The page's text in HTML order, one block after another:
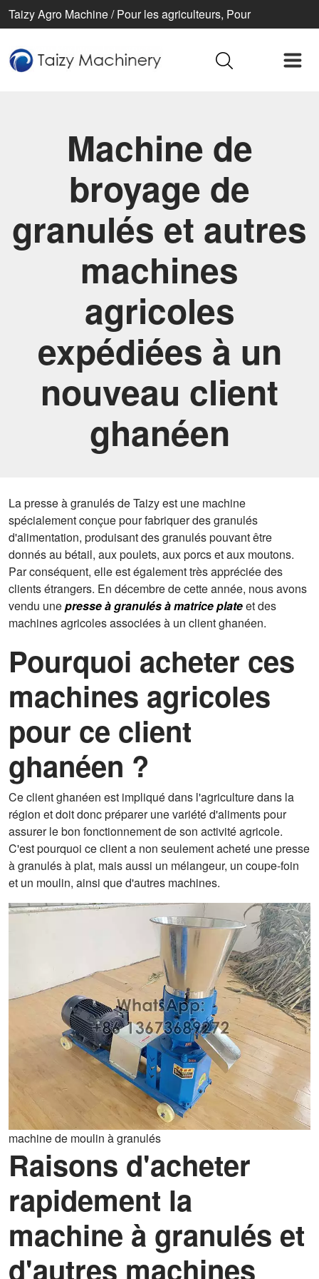
Taizy Agro Machine / Pour les agriculteurs, Pour
Machine de
broyage de
granulés et autres
machines
agricoles
expédiées à un
nouveau client
ghanéen
La presse à granulés de Taizy est une machine
spécialement conçue pour fabriquer des granulés
d'alimentation, produisant des granulés pouvant être
donnés au bétail, aux poulets, aux porcs et aux moutons.
Par conséquent, elle est également très appréciée des
clients étrangers. En décembre de cette année, nous avons
vendu unepresse à granulés à matrice plateet des
machines agricoles associées à un client ghanéen.
Pourquoi acheter ces
machines agricoles
pour ce client
ghanéen ?
Ce client ghanéen est impliqué dans l'agriculture dans la
région et doit donc préparer une variété d'aliments pour
assurer le bon fonctionnement de son activité agricole.
C'est pourquoi ce client a non seulement acheté une presse
à granulés à plat, mais aussi un mélangeur, un coupe-foin
et un moulin, ainsi que d'autres machines.
machine de moulin à granulés
Raisons d'acheter
rapidement la
machine à granulés et
d'autres machines